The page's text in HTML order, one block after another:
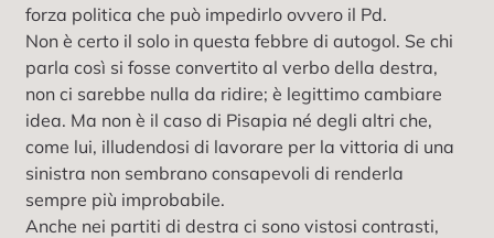
forza politica che può impedirlo ovvero il Pd.
Non è certo il solo in questa febbre di autogol. Se chi
parla così si fosse convertito al verbo della destra,
non ci sarebbe nulla da ridire; è legittimo cambiare
idea. Ma non è il caso di Pisapia né degli altri che,
come lui, illudendosi di lavorare per la vittoria di una
sinistra non sembrano consapevoli di renderla
sempre più improbabile.
Anche nei partiti di destra ci sono vistosi contrasti,